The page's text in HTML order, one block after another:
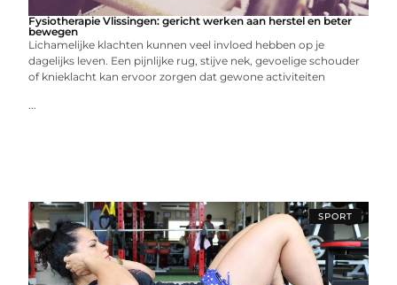
Fysiotherapie Vlissingen: gericht werken aan herstel en beter
bewegen
Lichamelijke klachten kunnen veel invloed hebben op je
dagelijks leven. Een pijnlijke rug, stijve nek, gevoelige schouder
of knieklacht kan ervoor zorgen dat gewone activiteiten
...
SPORT